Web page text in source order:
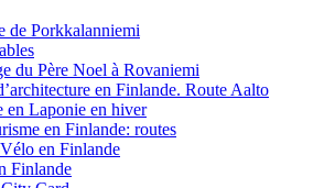
de Porkkalanniemi
du Père Noel à Rovaniemi
en Finlande. Route Aalto
en Laponie en hiver
en Finlande: routes
en Finlande
Finlande